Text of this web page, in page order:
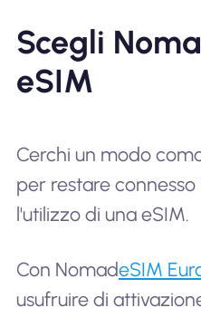
Scegli
eSIM
Cerchi un modo
per restare
l'utilizzo di una eSIM.
Con NomadeSIM
usufruire di